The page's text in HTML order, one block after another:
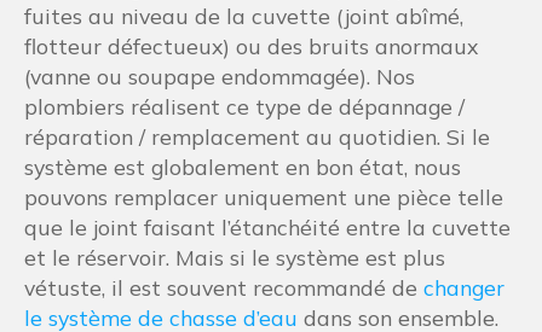
fuites au niveau de la cuvette (joint abîmé,
flotteur défectueux) ou des bruits anormaux
(vanne ou soupape endommagée). Nos
plombiers réalisent ce type de dépannage /
réparation / remplacement au quotidien. Si le
système est globalement en bon état, nous
pouvons remplacer uniquement une pièce telle
que le joint faisant l’étanchéité entre la cuvette
et le réservoir. Mais si le système est plus
vétuste, il est souvent recommandé de changer
le système de chasse d’eau dans son ensemble.